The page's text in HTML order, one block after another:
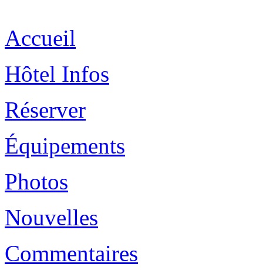
Accueil
Hôtel Infos
Réserver
Équipements
Photos
Nouvelles
Commentaires